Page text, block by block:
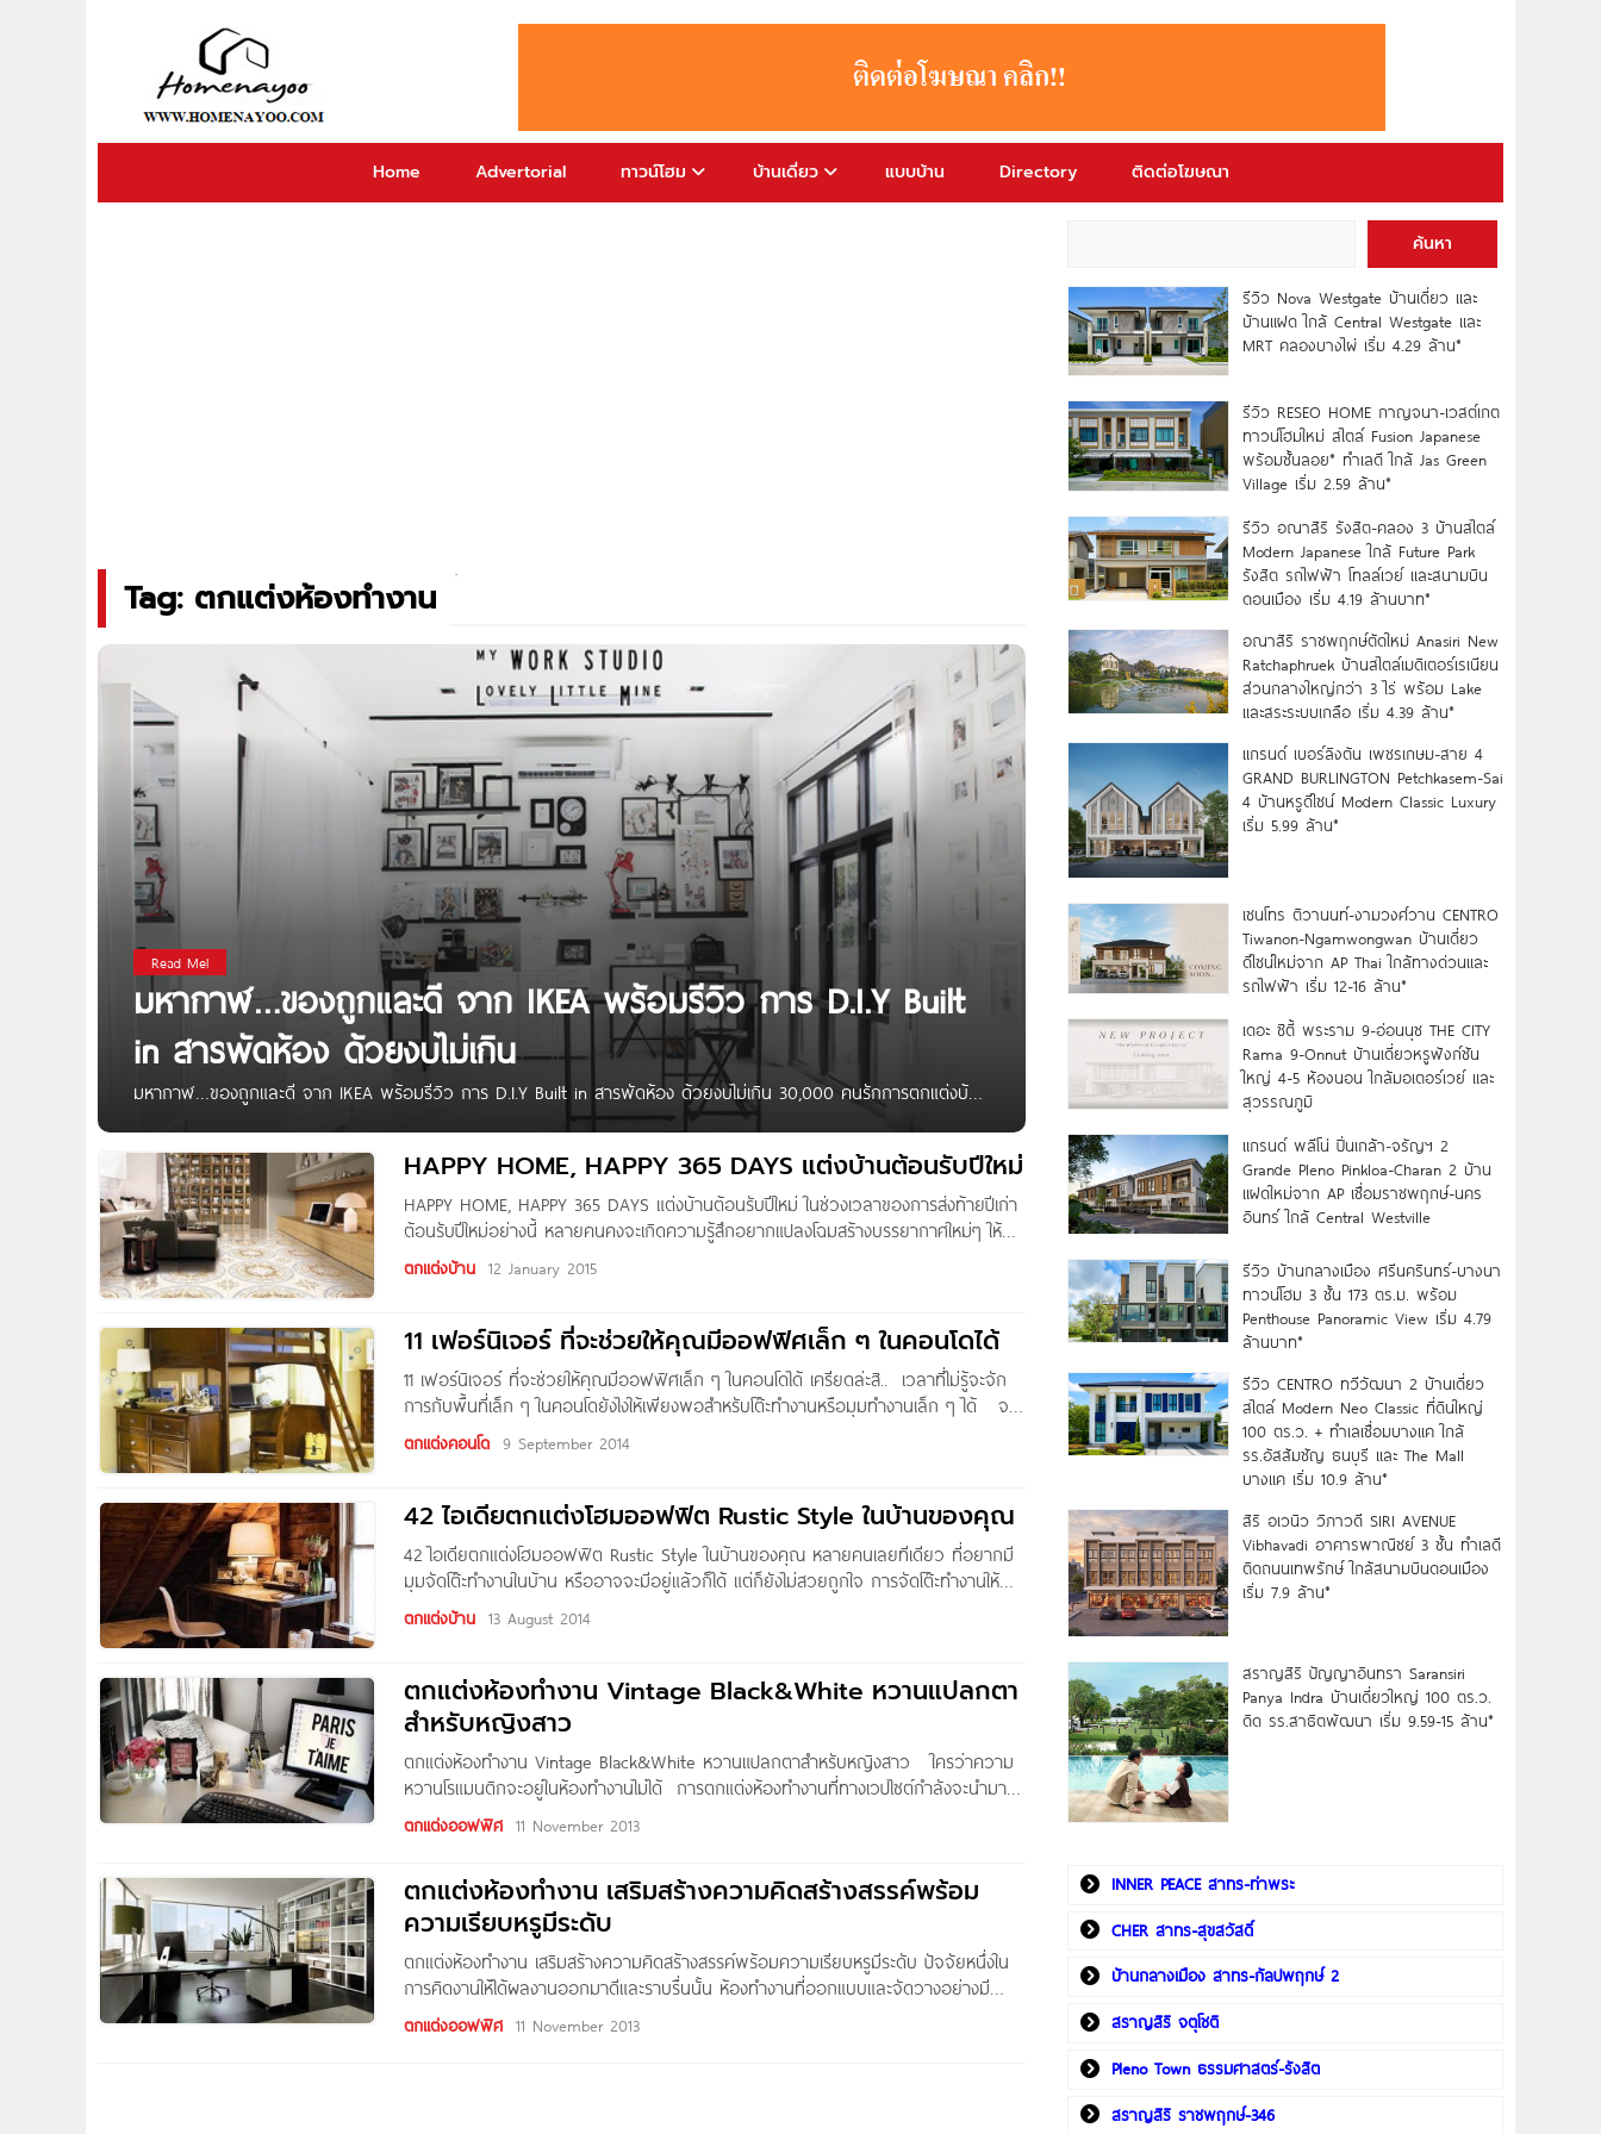
Home Advertorial ทาวน์โฮม บ้านเดี่ยว แบบบ้าน Directory ติดต่อโฆษณา
Tag: ตกแต่งห้องทำงาน
Read Me!
มหากาฬ…ของถูกและดี จาก IKEA พร้อมรีวิว การ D.I.Y Built
in สารพัดห้อง ด้วยงบไม่เกิน
มหากาฬ…ของถูกและดี จาก IKEA พร้อมรีวิว การ D.I.Y Built in สารพัดห้อง ด้วยงบไม่เกิน 30,000 คนรักการตกแต่งบ้าน
ห้ามพลาด!!! คนรักการ D.I.Y & ตกแต่งบ้านห้ามพลาด!!! วันนี้…ขอเสนอบทความมหากาฬ รีวิวของถูกและดี จาก IKEA
พร้อม วิธีการ D.I.Y + Built สารพัดห้อง ง่าย ๆ จากHAPPY HOME, HAPPY 365 DAYS แต่งบ้านต้อนรับปีใหม่
HAPPY HOME, HAPPY 365 DAYS แต่งบ้านต้อนรับปีใหม่ ในช่วงเวลาของการส่งท้ายปีเก่า
ต้อนรับปีใหม่อย่างนี้ หลายคนคงจะเกิดความรู้สึกอยากแปลงโฉมสร้างบรรยากาศใหม่ๆ ให้กับ
บ้านของตัวเองบ้าง ผู้ผลิตกระเบื้องปูพื้นและบุผนังชั้นนำของไทยอย่าง โสสุโก้ จึงขอเสนอไอ
เดียการตกแต่งบ้าน พร้อมคำแนะนำดีๆ ที่จะช่วยเนรมิตห้องต่างๆ ให้สวยงามน่ามองและ
ของบ้าน เพราะแขกไปใครมาก็ต้องแวะที่ห้องนี้ก่อนทั้งนั้น จึงควรตกแต่งให้สวยงามดูดี อาจ
เลือกใช้กระเบื้องปูพื้นลายลาออสม่อน สีเบจ สร้างลายตารางด้วยกระเบื้องเจียรขอบลายไอดี
นวู้ด สีทองและสีน้ำตาล พร้อมทั้งจัดวางเฟอร์นิเจอร์สไตล์เรียบหรู เน้นสีน้ำตาลและสีทอง
จะช่วยเติมเสน่ห์ให้ห้องรับแขกของคุณสามารถสร้างความประทับใจแก่ผู้มาเยือนตั้งแต่ก้าว
แรกที่เข้ามาในบ้าน ต่อด้วย “ห้องรับประทานอาหาร” เป็นห้องที่สมาชิกในบ้านใช้กันทุกวัน
ตกแต่งบ้าน 12 January 2015
11 เฟอร์นิเจอร์ ที่จะช่วยให้คุณมีออฟฟิศเล็ก ๆ ในคอนโดได้
11 เฟอร์นิเจอร์ ที่จะช่วยให้คุณมีออฟฟิศเล็ก ๆ ในคอนโดได้ เครียดล่ะสิ.. เวลาที่ไม่รู้จะจัก
การกับพื้นที่เล็ก ๆ ในคอนโดยังไงให้เพียงพอสำหรับโต๊ะทำงานหรือมุมทำงานเล็ก ๆ ได้ จะ
ซื้อโต๊ะมาวาง ก็ไม่พอดี จะซื้อชั้นมาติดตั้งก็พาลเกะกะ วันนี้ค่ะ เราจะพาคุณผู้อ่านไปเลือก
เฟอร์นิเจอร์ชิ้นเก๋ ๆ และเจ๋งพอที่จะเป็นโต๊ะทำงานให้คุณในคอนโดหรืออพาร์ทเม้นท์ หรือ
หากมีพื้นที่ในห้องน้อยก็ต้องใช้พื้นที่บนอากาศที่ว่างเปล่านี่ล่ะค่ะในการเพิ่มพื้นที่ใช้สอย
การนั่งทำงานใต้เตียงควรเพิ่มแสงไฟให้มากขึ้นอีกนิดนะคะ 2. หิ้งวางของสวย ๆ พร้อมโต๊ะ
อ่านหนังสือ หรือทำงานได้ด้วย
ตกแต่งคอนโด 9 September 2014
42 ไอเดียตกแต่งโฮมออฟฟิต Rustic Style ในบ้านของคุณ
42 ไอเดียตกแต่งโฮมออฟฟิต Rustic Style ในบ้านของคุณ หลายคนเลยทีเดียว ที่อยากมี
มุมจัดโต๊ะทำงานในบ้าน หรืออาจจะมีอยู่แล้วก็ได้ แต่ก็ยังไม่สวยถูกใจ การจัดโต๊ะทำงานให้
สวย น่าใช้ น่านั่งเนี่ย ช่วยสร้างแรงบันดาลในการทำงานได้มาก สร้างสรรค์งานได้อย่างเพลิด
เพลิด เวลาผ่านไปโดยไม่รู้ตัวได้เลยนะคะ วันนี้เลยขอนำเอาไอเดียการตกแต่งโฮมออฟฟิต
หมายถึงการตกแต่งที่ให้อารมณ์อบอุ่นแบบชนบทค่ะ มักใช้เครื่องเรือนต่างเป็นไม้ต่าง ๆ ตาม
แนวที่ชอบ แล้วตกแต่งเพิ่มเติมด้วยกระถางต้นไม้ หรือแจกันดอกไม้ใบหญ้าและสิ่งอื่น ๆ
ตกแต่งบ้าน 13 August 2014
ตกแต่งห้องทำงาน Vintage Black&White หวานแปลกตา
สำหรับหญิงสาว
ตกแต่งห้องทำงาน Vintage Black&White หวานแปลกตาสำหรับหญิงสาว ใครว่าความ
หวานโรแมนติกจะอยู่ในห้องทำงานไม่ได้ การตกแต่งห้องทำงานที่ทางเวปไซต์กำลังจะนำมา
เสนอคุณในวันนี้จะบอกคุณว่า “เข้าใจผิดแล้วล่ะ” ความหวาน โรแมนติก มีเสน่ห์แบบลึกลับ
แฝงตัวอยู่ในห้องทำงานของคุณได้แน่นอน มาดูกันเลยนะคะ ห้องทำงานที่คุณกำลังเห็น
ผสมผสานกับเครื่องเรือนสมัยใหม่ ไม่ว่าจะเป็นการเลือกใช้ผ่าม่านสีดำโปร่งแสงที่ชวนให้รู้สึกถึง
เสน่ห์ที่ลึกลับในความเป็นส่วนตัว กรอบรูปแนววินเทจสีดำที่นำมาดัดแปลงเป็น Magnet
Board หวานน่ารักแบบเท่ ๆ โซฟาสีขาวหนานุ่มกับโต๊ะข้างสีดำก็ตัดกันดีทำให้ไม่เลี่ยน เมื่อ
จัดเข้ากับชั้นวางของสีขาวก็ทำให้ห้องนี้กลายเป็นห้องทำงานแสนพิเศษสำหรับสาวช่าง
จินตนาการได้แล้วล่ะ สำหรับคุณสาว ๆ ที่ชอบดีไซน์การแต่งห้องทำงานแบบนี้สามารถทำ
เองได้ง่าย เพราะเครื่องเรือนและการตกแต่งแนววินเทจนี้ก็กำลังมาแรกในประเทศไทยเหมือน
ตกแต่งออฟฟิศ 11 November 2013
ตกแต่งห้องทำงาน เสริมสร้างความคิดสร้างสรรค์พร้อม
ความเรียบหรูมีระดับ
ตกแต่งห้องทำงาน เสริมสร้างความคิดสร้างสรรค์พร้อมความเรียบหรูมีระดับ ปัจจัยหนึ่งใน
การคิดงานให้ได้ผลงานออกมาดีและราบรื่นนั้น ห้องทำงานที่ออกแบบและจัดวางอย่างมี
ระเบียบ สะอาด และมีแสงสว่างที่เหมาะสมล้วนเป็นปัจจัยที่ก่อให้เกิดผลงานที่ยอดเยี่ยมทั้งสิ้น
ไม่ว่าคุณจะมีชอบห้องทำงานสไตล์ไหนก็ตาม แบบการตกแต่งห้องทำงานที่เวปไซต์นำมาให้ชม
ตกแต่งออฟฟิศ 11 November 2013
ค้นหา
รีวิว Nova Westgate บ้านเดี่ยว และ
บ้านแฝด ใกล้ Central Westgate และ
MRT คลองบางไผ่ เริ่ม 4.29 ล้าน*
รีวิว RESEO HOME กาญจนา-เวสต์เกต
ทาวน์โฮมใหม่ สไตล์ Fusion Japanese
พร้อมชั้นลอย* ทำเลดี ใกล้ Jas Green
Village เริ่ม 2.59 ล้าน*
รีวิว อณาสิริ รังสิต-คลอง 3 บ้านสไตล์
Modern Japanese ใกล้ Future Park
รังสิต รถไฟฟ้า โทลล์เวย์ และสนามบิน
ดอนเมือง เริ่ม 4.19 ล้านบาท*
อณาสิริ ราชพฤกษ์ตัดใหม่ Anasiri New
Ratchaphruek บ้านสไตล์เมดิเตอร์เรเนียน
ส่วนกลางใหญ่กว่า 3 ไร่ พร้อม Lake
และสระระบบเกลือ เริ่ม 4.39 ล้าน*
แกรนด์ เบอร์ลิงตัน เพชรเกษม-สาย 4
GRAND BURLINGTON Petchkasem-Sai
4 บ้านหรูดีไซน์ Modern Classic Luxury
เริ่ม 5.99 ล้าน*
เซนโทร ติวานนท์-งามวงศ์วาน CENTRO
Tiwanon-Ngamwongwan บ้านเดี่ยว
ดีไซน์ใหม่จาก AP Thai ใกล้ทางด่วนและ
รถไฟฟ้า เริ่ม 12-16 ล้าน*
เดอะ ซิตี้ พระราม 9-อ่อนนุช THE CITY
Rama 9-Onnut บ้านเดี่ยวหรูฟังก์ชัน
ใหญ่ 4-5 ห้องนอน ใกล้มอเตอร์เวย์ และ
สุวรรณภูมิ
แกรนด์ พลีโน่ ปิ่นเกล้า-จรัญฯ 2
Grande Pleno Pinkloa-Charan 2 บ้าน
แฝดใหม่จาก AP เชื่อมราชพฤกษ์-นคร
อินทร์ ใกล้ Central Westville
รีวิว บ้านกลางเมือง ศรีนครินทร์-บางนา
ทาวน์โฮม 3 ชั้น 173 ตร.ม. พร้อม
Penthouse Panoramic View เริ่ม 4.79
ล้านบาท*
รีวิว CENTRO ทวีวัฒนา 2 บ้านเดี่ยว
สไตล์ Modern Neo Classic ที่ดินใหญ่
100 ตร.ว. + ทำเลเชื่อมบางแค ใกล้
รร.อัสสัมชัญ ธนบุรี และ The Mall
บางแค เริ่ม 10.9 ล้าน*
สิริ อเวนิว วิภาวดี SIRI AVENUE
Vibhavadi อาคารพาณิชย์ 3 ชั้น ทำเลดี
ติดถนนเทพรักษ์ ใกล้สนามบินดอนเมือง
เริ่ม 7.9 ล้าน*
สราญสิริ ปัญญาอินทรา Saransiri
Panya Indra บ้านเดี่ยวใหญ่ 100 ตร.ว.
ดิด รร.สาธิตพัฒนา เริ่ม 9.59-15 ล้าน*
INNER PEACE สาทร-ท่าพระ
CHER สาทร-สุขสวัสดิ์
บ้านกลางเมือง สาทร-กัลปพฤกษ์ 2
สราญสิริ จตุโชติ
Pleno Town ธรรมศาสตร์-รังสิต
สราญสิริ ราชพฤกษ์-346